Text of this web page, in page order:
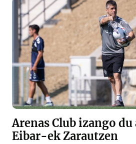
Arenas Club izango
Eibar-ek Zarautzen